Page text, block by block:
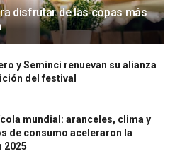
disfrutar de las copas más
y Seminci renuevan su alianza
del festival
mundial: aranceles, clima y
de consumo aceleraron la
2025